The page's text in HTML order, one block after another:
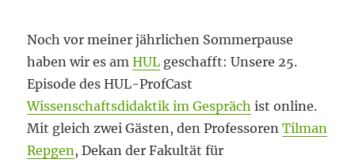
Noch vor meiner jährlichen Sommerpause
haben wir es amHUL geschafft: Unsere 25.
Episode des HUL-ProfCast
Wissenschaftsdidaktik im Gespräch ist online.
Mit gleich zwei Gästen, den ProfessorenTilman
Repgen , Dekan der Fakultät für